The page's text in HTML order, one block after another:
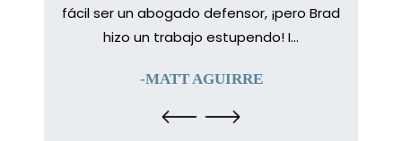
fácil ser un abogado defensor, ¡pero Brad
hizo un trabajo estupendo! I...
-MATT AGUIRRE